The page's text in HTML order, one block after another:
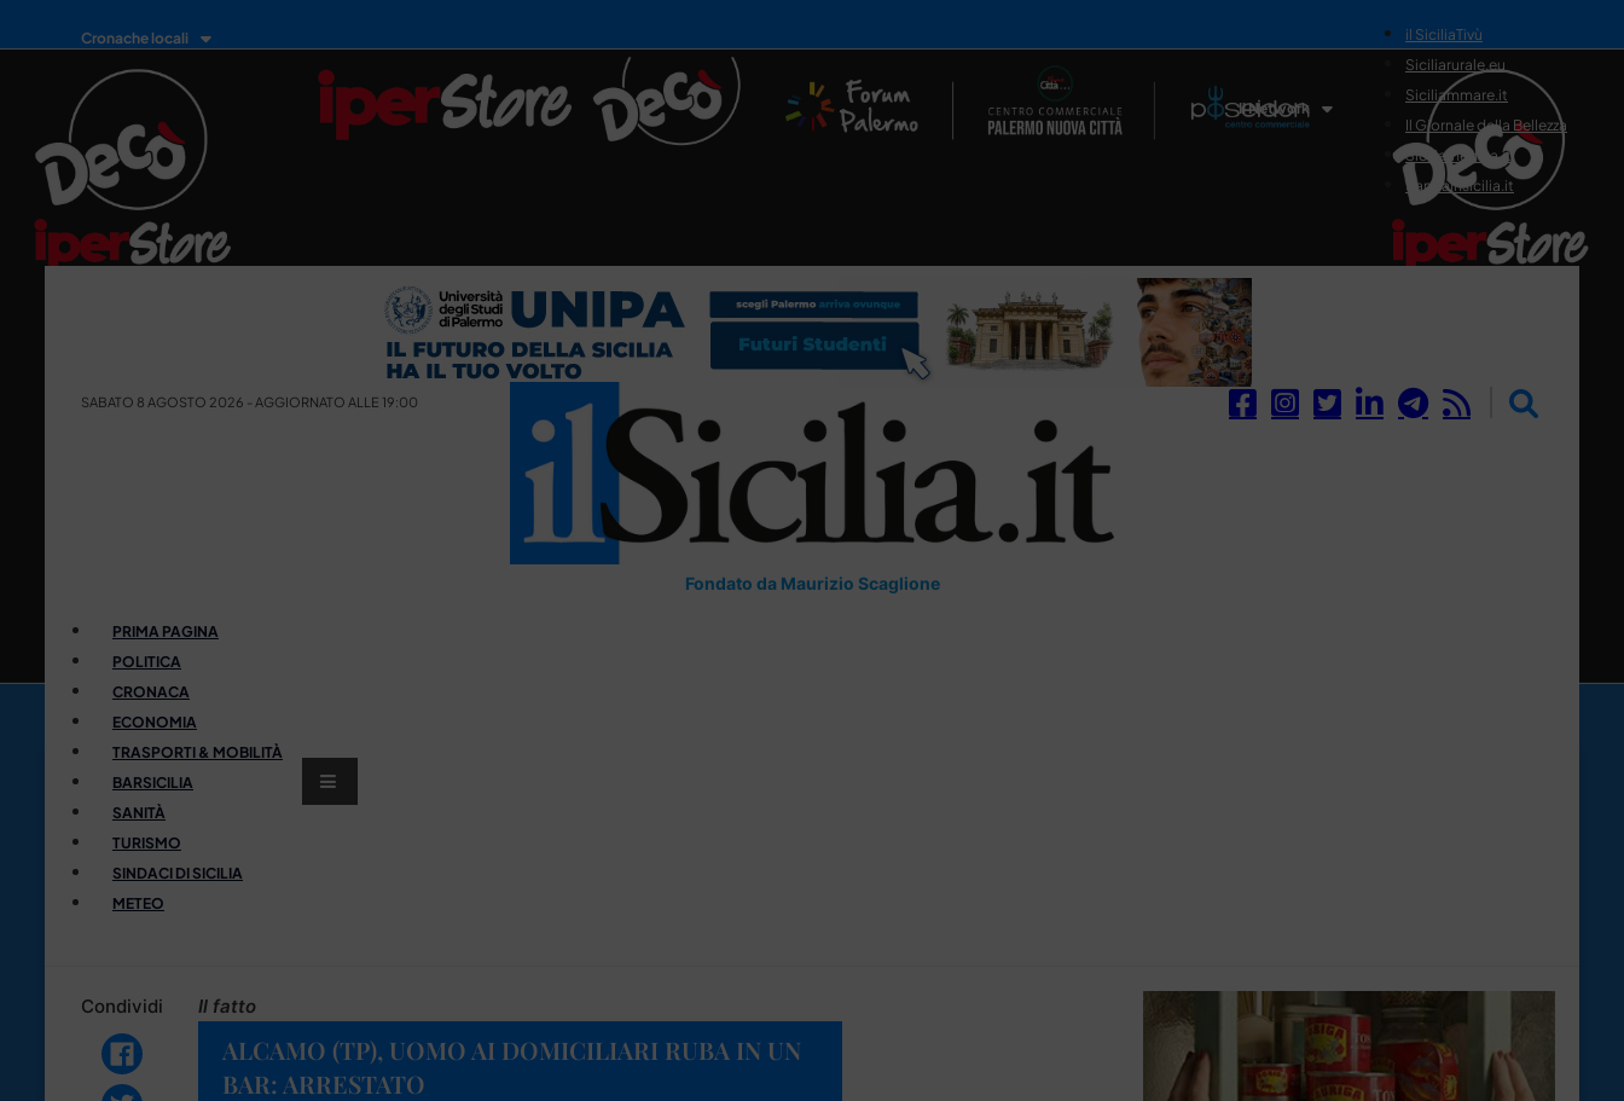
Cronache locali
Il Network
il SiciliaTivù
Siciliarurale.eu
Siciliammare.it
Il Giornale della Bellezza
Siciliamedica.it
Sanitainsicilia.it
SABATO 8 AGOSTO 2026 - AGGIORNATO ALLE 19:00
Fondato da Maurizio Scaglione
PRIMA PAGINA
POLITICA
CRONACA
ECONOMIA
TRASPORTI & MOBILITÀ
BARSICILIA
SANITÀ
TURISMO
SINDACI DI SICILIA
METEO
Condividi Il fatto
ALCAMO (TP), UOMO AI DOMICILIARI RUBA IN UN
BAR: ARRESTATO